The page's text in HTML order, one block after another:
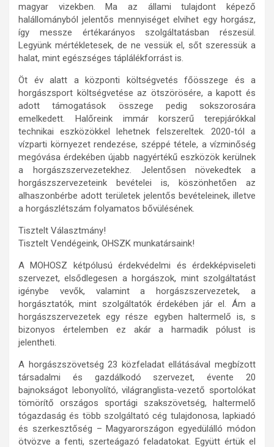
magyar vizekben. Ma az állami tulajdont képező
halállományból jelentős mennyiséget elvihet egy horgász,
így messze értékarányos szolgáltatásban részesül.
Legyünk mértékletesek, de ne vessük el, sőt szeressük a
halat, mint egészséges táplálékforrást is.
Öt év alatt a központi költségvetés főösszege és a
horgászsport költségvetése az ötszörösére, a kapott és
adott támogatások összege pedig sokszorosára
emelkedett. Halőreink immár korszerű terepjárókkal
technikai eszközökkel lehetnek felszereltek. 2020-tól a
vízparti környezet rendezése, széppé tétele, a vízminőség
megóvása érdekében újabb nagyértékű eszközök kerülnek
a horgászszervezetekhez. Jelentősen növekedtek a
horgászszervezeteink bevételei is, köszönhetően az
alhaszonbérbe adott területek jelentős bevételeinek, illetve
a horgászlétszám folyamatos bővülésének.
Tisztelt Választmány!
Tisztelt Vendégeink, OHSZK munkatársaink!
A MOHOSZ kétpólusú érdekvédelmi és érdekképviseleti
szervezet, elsődlegesen a horgászok, mint szolgáltatást
igénybe vevők, valamint a horgászszervezetek, a
horgásztatók, mint szolgáltatók érdekében jár el. Ám a
horgászszervezetek egy része egyben haltermelő is, s
bizonyos értelemben ez akár a harmadik pólust is
jelentheti.
A horgászszövetség 23 közfeladat ellátásával megbízott
társadalmi és gazdálkodó szervezet, évente 20
bajnokságot lebonyolító, világranglista-vezető sportolókat
tömörítő országos sportági szakszövetség, haltermelő
tógazdaság és több szolgáltató cég tulajdonosa, lapkiadó
és szerkesztőség – Magyarországon egyedülálló módon
ötvözve a fenti, szerteágazó feladatokat. Együtt értük el